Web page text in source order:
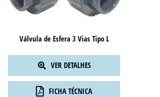
Válvula de Esfera 3 Vias Tipo L
VER DETALHES
FICHA TÉCNICA